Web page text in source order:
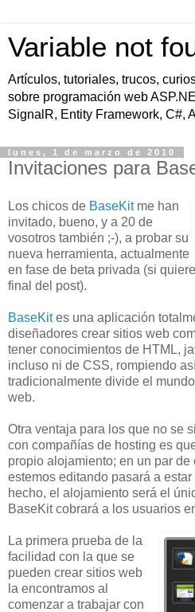
Variable not
Artículos, tutoriales, trucos,
sobre programación web
SignalR, Entity Framework, C#,
lunes, 1 de marzo de 2010
Invitaciones para
Los chicos de BaseKitme han
invitado, bueno, y a 20 de
vosotros también ;-), a probar su
nueva herramienta, actualmente
en fase de beta privada (si
final del post).
BaseKites una aplicación
diseñadores crear sitios web
tener conocimientos de HTML,
incluso ni de CSS, rompiendo
tradicionalmente divide el
web.
Otra ventaja para los que no se
con compañías de hosting es
propio alojamiento; en un par
estemos editando pasará a
hecho, el alojamiento será el
BaseKit cobrará a los usuarios
La primera prueba de la
facilidad con la que se
pueden crear sitios web
la encontramos al
comenzar a trabajar con